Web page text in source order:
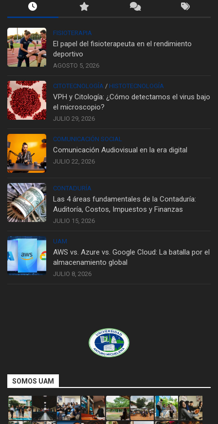
FISIOTERAPIA
El papel del fisioterapeuta en el rendimiento
deportivo
AGOSTO 5, 2026
CITOTECNOLOGÍA / HISTOTECNOLOGÍA
VPH y Citología: ¿Cómo detectamos el virus bajo
el microscopio?
JULIO 29, 2026
COMUNICACIÓN SOCIAL
Comunicación Audiovisual en la era digital
JULIO 22, 2026
CONTADURÍA
Las 4 áreas fundamentales de la Contaduría:
Auditoría, Costos, Impuestos y Finanzas
JULIO 15, 2026
UAM
AWS vs. Azure vs. Google Cloud: La batalla por el
almacenamiento global
JULIO 8, 2026
SOMOS UAM